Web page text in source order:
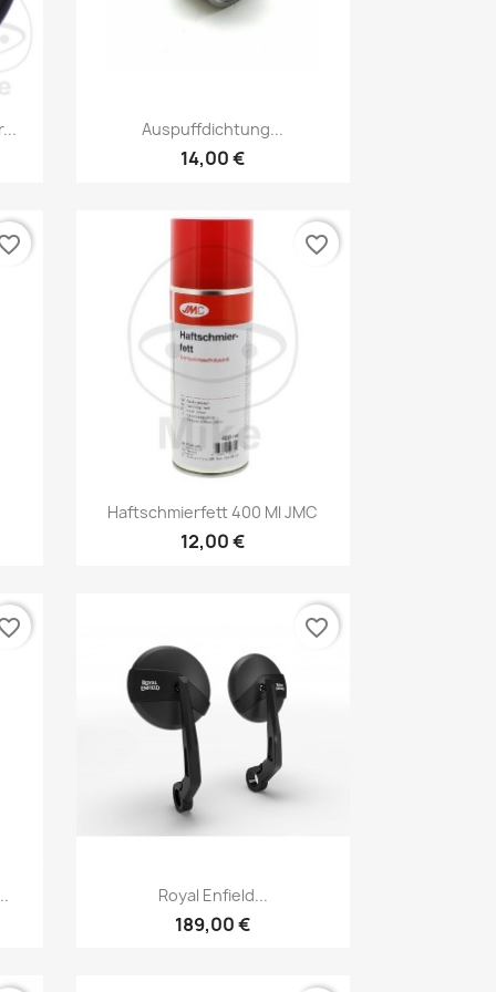
Auspuffdichtung...
14,00 €
Vorschau
Haftschmierfett 400 Ml JMC
12,00 €
Vorschau
favorite_border
Royal Enfield...
189,00 €
Vorschau
favorite_border